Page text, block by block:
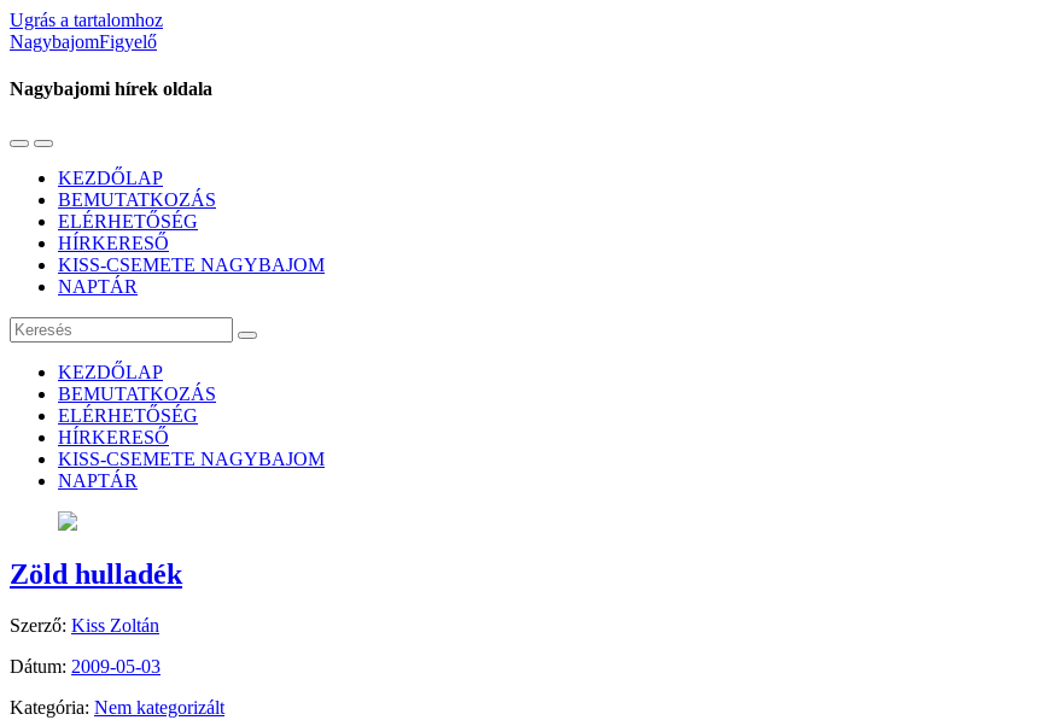
Ugrás a tartalomhoz
NagybajomFigyelő
Nagybajomi hírek oldala
Váltás
mobil
menüre
Használja
keresés
mezőt
KEZDŐLAP
BEMUTATKOZÁS
ELÉRHETŐSÉG
HÍRKERESŐ
KISS-CSEMETE NAGYBAJOM
NAPTÁR
Keresés
KEZDŐLAP
BEMUTATKOZÁS
ELÉRHETŐSÉG
HÍRKERESŐ
KISS-CSEMETE NAGYBAJOM
NAPTÁR
Zöld hulladék
Szerző: Kiss Zoltán
Dátum: 2009-05-03
Kategória: Nem kategorizált